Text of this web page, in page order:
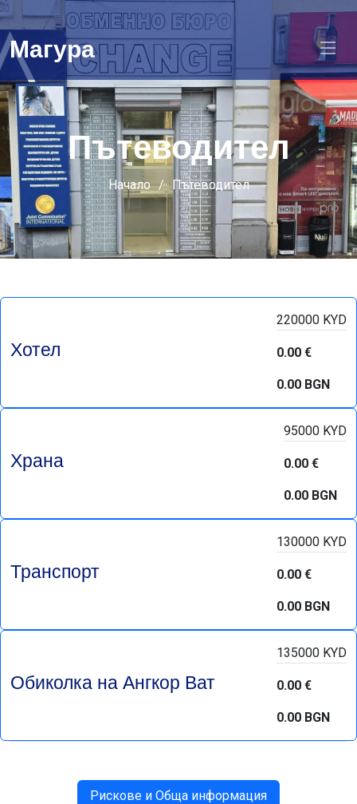
Магура
Пътеводител
Начало Пътеводител
Хотел
220000 KYD
0.00 €
0.00 BGN
Храна
95000 KYD
0.00 €
0.00 BGN
Транспорт
130000 KYD
0.00 €
0.00 BGN
Обиколка на Ангкор Ват
135000 KYD
0.00 €
0.00 BGN
Рискове и Обща информация